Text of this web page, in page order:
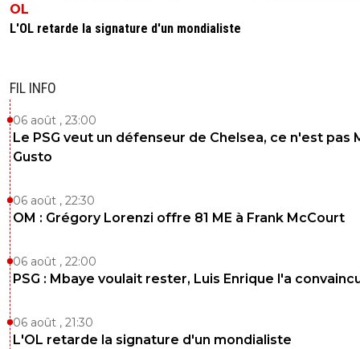
OL
L'OL retarde la signature d'un mondialiste
FIL INFO
06 août , 23:00
Le PSG veut un défenseur de Chelsea, ce n'est pas
Gusto
06 août , 22:30
OM : Grégory Lorenzi offre 81 ME à Frank McCourt
06 août , 22:00
PSG : Mbaye voulait rester, Luis Enrique l'a
06 août , 21:30
L'OL retarde la signature d'un mondialiste